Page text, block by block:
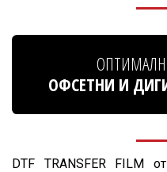
ОФСЕТНИ И
DTF TRANSFER FILM